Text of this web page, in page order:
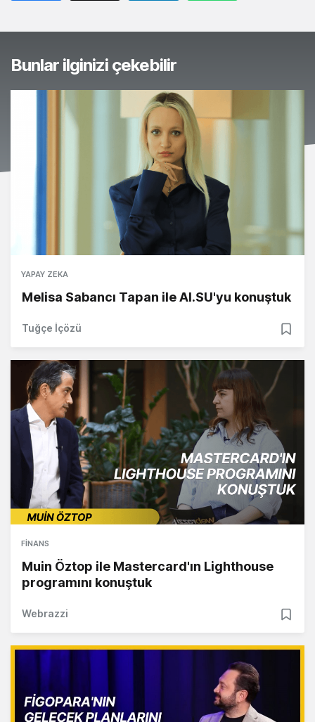
Bunlar ilginizi çekebilir
YAPAY ZEKA
Melisa Sabancı Tapan ile AI.SU'yu konuştuk
Tuğçe İçözü
FINANS
Muin Öztop ile Mastercard'ın Lighthouse
programını konuştuk
Webrazzi